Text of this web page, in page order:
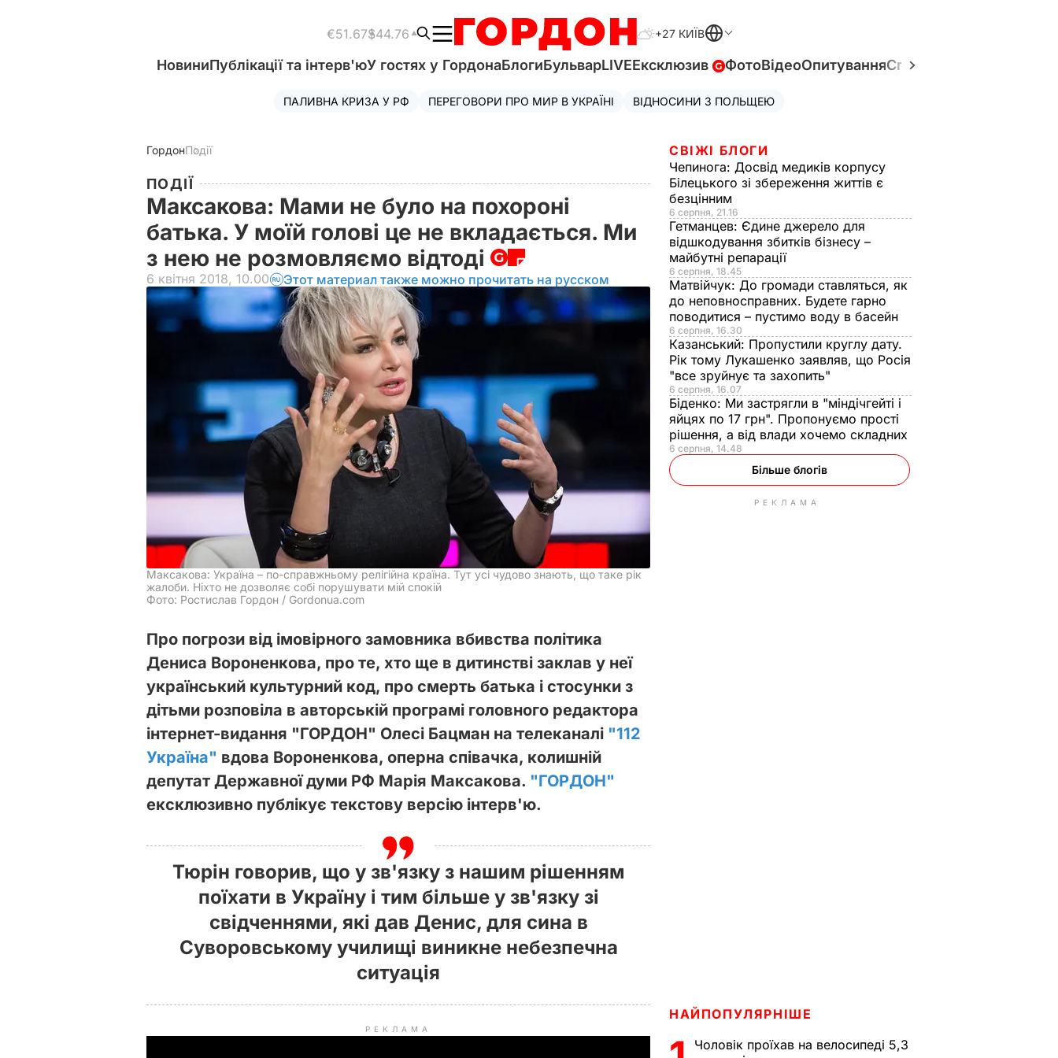
€51.67$44.76 +27 КИЇВ
НовиниПублікації та інтерв'юУ гостях у ГордонаБлогиБульварLIVEЕксклюзив ФотоВідеоОпитуванняСпецпроєкти
ПАЛИВНА КРИЗА У РФ ПЕРЕГОВОРИ ПРО МИР В УКРАЇНІ ВІДНОСИНИ З ПОЛЬЩЕЮ
ГордонПодії
ПОДІЇ
Максакова: Мами не було на похороні
батька. У моїй голові це не вкладається. Ми
з нею не розмовляємо відтоді
6 квітня 2018, 10.00 Этот материал также можно прочитать на русском
Максакова: Україна – по-справжньому релігійна країна. Тут усі чудово знають, що таке рік
жалоби. Ніхто не дозволяє собі порушувати мій спокій
Фото: Ростислав Гордон / Gordonua.com
Про погрози від імовірного замовника вбивства політика
Дениса Вороненкова, про те, хто ще в дитинстві заклав у неї
український культурний код, про смерть батька і стосунки з
дітьми розповіла в авторській програмі головного редактора
інтернет-видання "ГОРДОН" Олесі Бацман на телеканалі "112
Україна" вдова Вороненкова, оперна співачка, колишній
депутат Державної думи РФ Марія Максакова. "ГОРДОН"
ексклюзивно публікує текстову версію інтерв'ю.
Тюрін говорив, що у зв'язку з нашим рішенням
поїхати в Україну і тим більше у зв'язку зі
свідченнями, які дав Денис, для сина в
Суворовському училищі виникне небезпечна
ситуація
РЕКЛАМА
СВІЖІ БЛОГИ
Чепинога: Досвід медиків корпусу
Білецького зі збереження життів є
безцінним
6 серпня, 21.16
Гетманцев: Єдине джерело для
відшкодування збитків бізнесу –
майбутні репарації
6 серпня, 18.45
Матвійчук: До громади ставляться, як
до неповносправних. Будете гарно
поводитися – пустимо воду в басейн
6 серпня, 16.30
Казанський: Пропустили круглу дату.
Рік тому Лукашенко заявляв, що Росія
"все зруйнує та захопить"
6 серпня, 16.07
Біденко: Ми застрягли в "міндічгейті і
яйцях по 17 грн". Пропонуємо прості
рішення, а від влади хочемо складних
6 серпня, 14.48
Більше блогів
РЕКЛАМА
НАЙПОПУЛЯРНІШЕ
Чоловік проїхав на велосипеді 5,3